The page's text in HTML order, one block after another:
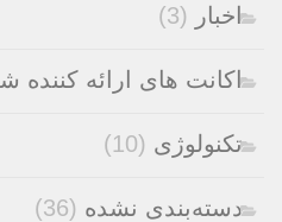
اخبار (3)
اکانت های ارائه کننده
تکنولوژی (10)
دسته‌بندی نشده (36)